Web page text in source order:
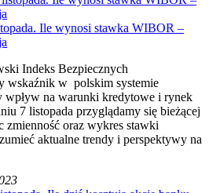
Ile wynosi stawka WIBOR –
Indeks Bezpiecznych
wskaźnik w polskim systemie
wpływ na warunki kredytowe i rynek
7 listopada przyglądamy się bieżącej
zmienność oraz wykres stawki
aktualne trendy i perspektywy na